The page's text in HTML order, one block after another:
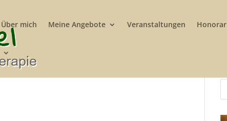
Über mich Meine Angebote Veranstaltungen Honorar